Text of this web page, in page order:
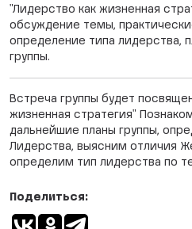
"Лидерство как жизненная
обсуждение темы,
определение типа лидерства,
группы.
Встреча группы будет
жизненная стратегия"
дальнейшие планы группы,
Лидерства, выясним отличия
определим тип лидерства по
Поделиться: